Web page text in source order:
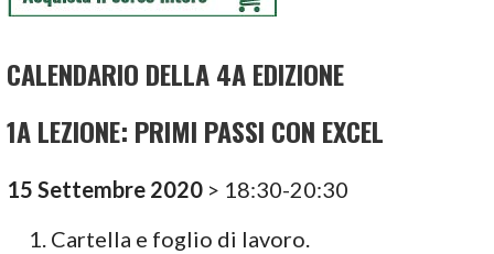
CALENDARIO DELLA 4A EDIZIONE
1A LEZIONE: PRIMI PASSI CON EXCEL
15 Settembre 2020 > 18:30-20:30
Cartella e foglio di lavoro.